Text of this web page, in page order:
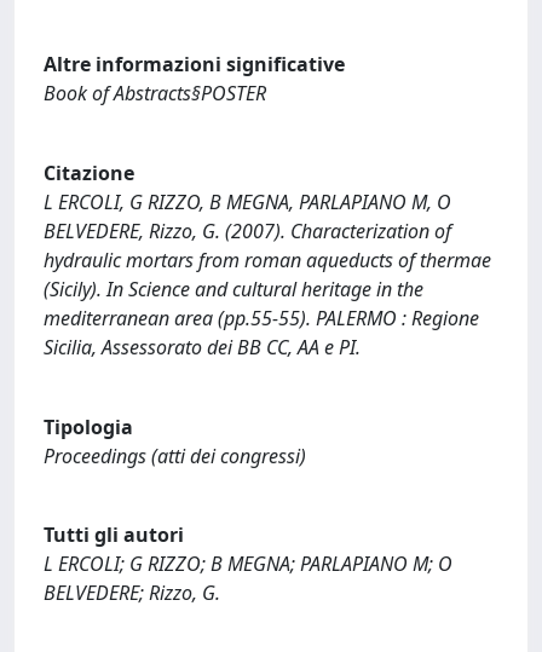
Altre informazioni significative
Book of Abstracts§POSTER
Citazione
L ERCOLI, G RIZZO, B MEGNA, PARLAPIANO M, O
BELVEDERE, Rizzo, G. (2007). Characterization of
hydraulic mortars from roman aqueducts of thermae
(Sicily). In Science and cultural heritage in the
mediterranean area (pp.55-55). PALERMO : Regione
Sicilia, Assessorato dei BB CC, AA e PI.
Tipologia
Proceedings (atti dei congressi)
Tutti gli autori
L ERCOLI; G RIZZO; B MEGNA; PARLAPIANO M; O
BELVEDERE; Rizzo, G.